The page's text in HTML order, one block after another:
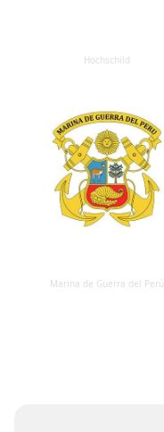
Hochschild
Marina de Guerra del Perú